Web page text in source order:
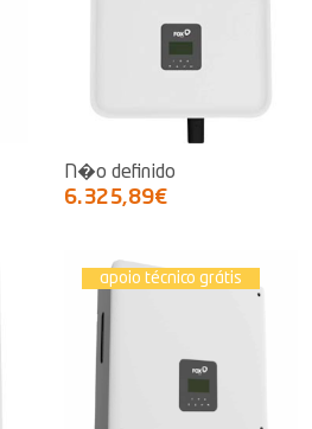
N�o definido
6.325,89€
apoio técnico grátis